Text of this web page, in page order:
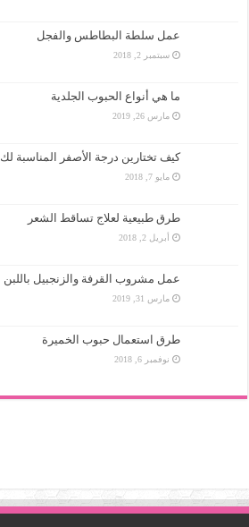
عمل سلطة البطاطس والفجل
سبتمبر 2, 2018
ما هي أنواع الحبوب الجلدية
مارس 26, 2019
كيف تختارين درجة الأصفر المناسبة لك
مايو 7, 2018
طرق طبيعية لعلاج تساقط الشعر
أبريل 2, 2018
عمل مشروب القرفة والزنجبيل باللبن
مارس 31, 2019
طرق استعمال حبوب الخميرة
نوفمبر 6, 2018